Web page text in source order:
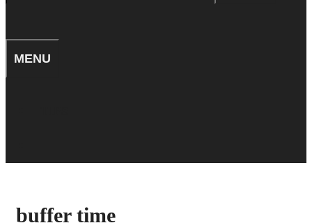
MENU
buffer time